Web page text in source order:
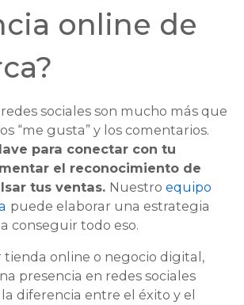
online de
sociales son mucho más que
“me gusta” y los comentarios.
para conectar con tu
el reconocimiento de
tus ventas. Nuestro equipo
puede elaborar una estrategia
conseguir todo eso.
tienda online o negocio digital,
presencia en redes sociales
diferencia entre el éxito y el